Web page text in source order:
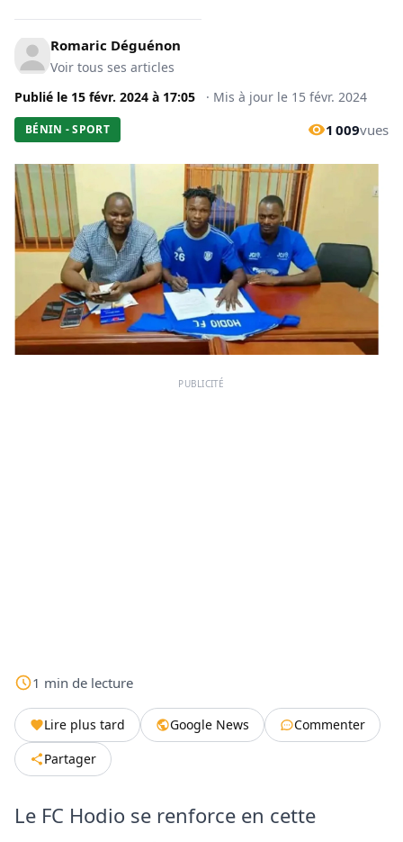
Romaric Déguénon
Voir tous ses articles
Publié le 15 févr. 2024 à 17:05 · Mis à jour le 15 févr. 2024
BÉNIN - SPORT 1 009vues
PUBLICITÉ
1 min de lecture
Lire plus tard Google News
Commenter
Partager
Le FC Hodio se renforce en cette